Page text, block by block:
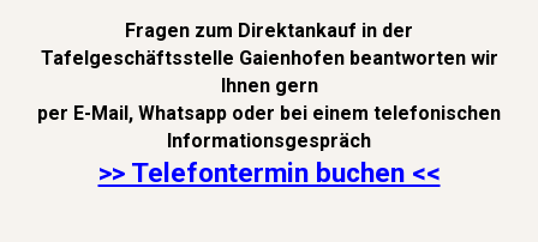
Fragen zum Direktankauf in der
Tafelgeschäftsstelle Gaienhofen beantworten wir
Ihnen gern
per E-Mail, Whatsapp oder bei einem telefonischen
Informationsgespräch
>> Telefontermin buchen <<